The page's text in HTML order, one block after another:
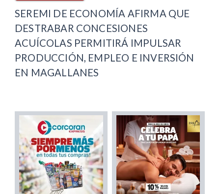
SEREMI DE ECONOMÍA AFIRMA QUE
DESTRABAR CONCESIONES
ACUÍCOLAS PERMITIRÁ IMPULSAR
PRODUCCIÓN, EMPLEO E INVERSIÓN
EN MAGALLANES